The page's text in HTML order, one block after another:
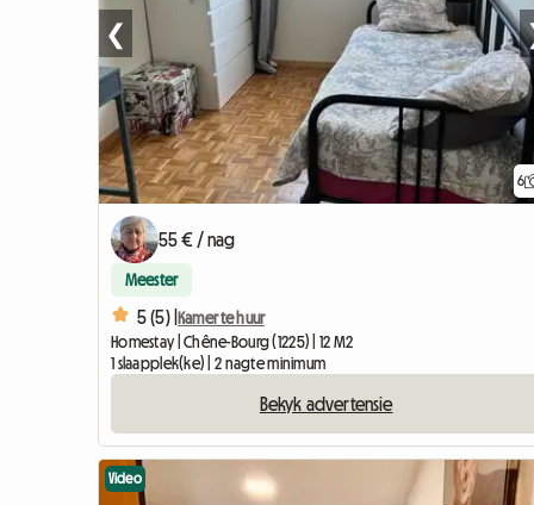
6
❮
55 € / nag
Meester
5 (5) |Kamer te huur
Homestay | Chêne-Bourg (1225) | 12 M2
1 slaapplek(ke) | 2 nagte minimum
Bekyk advertensie
Video